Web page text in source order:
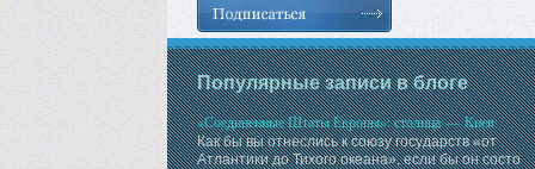
Популярные записи в блоге
«Соединенные Штаты Европы»: столица — Киев
Как бы вы отнеслись к союзу государств «от
Атлантики до Тихого океана», если бы он состо